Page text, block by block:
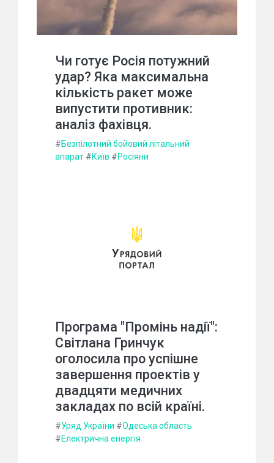
Чи готує Росія потужний
удар? Яка максимальна
кількість ракет може
випустити противник:
аналіз фахівця.
#Безпілотний бойовий літальний
апарат #Київ #Росіяни
Програма "Промінь надії":
Світлана Гринчук
оголосила про успішне
завершення проектів у
двадцяти медичних
закладах по всій країні.
#Уряд України #Одеська область
#Електрична енергія